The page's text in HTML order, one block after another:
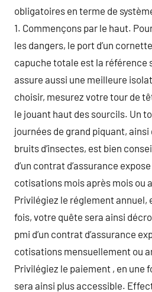
obligatoires en terme de
1. Commençons par le haut.
les dangers, le port d’un
capuche totale est la référence
assure aussi une meilleure
choisir, mesurez votre tour de
le jouant haut des sourcils. Un
journées de grand piquant,
bruits d’insectes, est bien
d’un contrat d’assurance
cotisations mois après mois ou
Privilégiez le réglement annuel,
fois, votre quête sera ainsi
pmi d’un contrat d’assurance
cotisations mensuellement ou
Privilégiez le paiement , en une
sera ainsi plus accessible.